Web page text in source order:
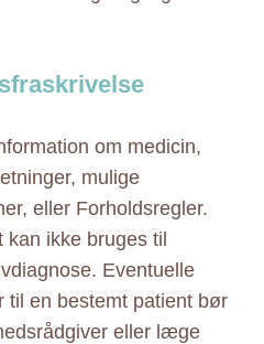
om medicin,
mulige
eller Forholdsregler.
ikke bruges til
Eventuelle
til en bestemt patient bør
eller læge